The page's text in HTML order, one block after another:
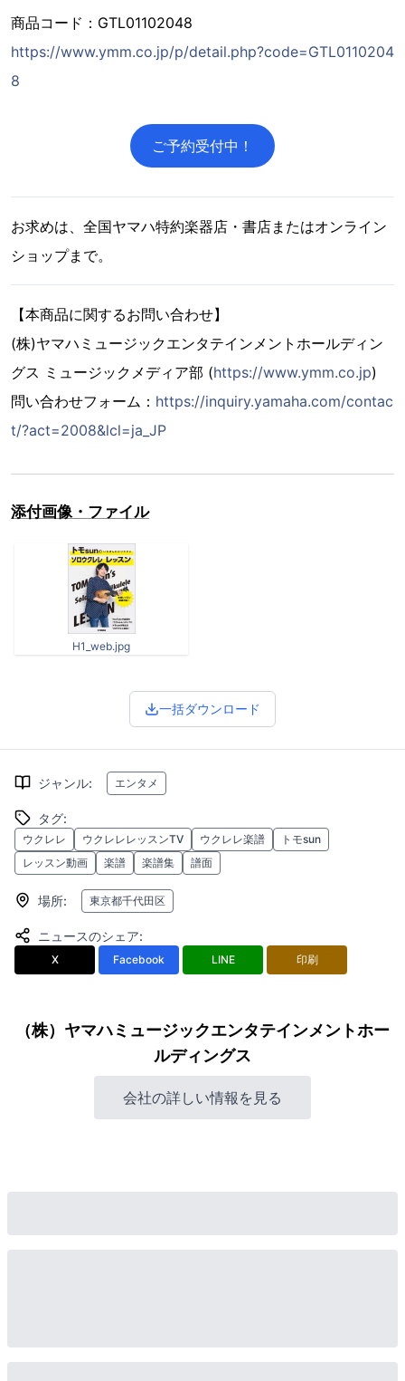
商品コード：GTL01102048
https://www.ymm.co.jp/p/detail.php?code=GTL0110204
8
ご予約受付中！
お求めは、全国ヤマハ特約楽器店・書店またはオンライン
ショップまで。
【本商品に関するお問い合わせ】
(株)ヤマハミュージックエンタテインメントホールディン
グス ミュージックメディア部 (https://www.ymm.co.jp)
問い合わせフォーム： https://inquiry.yamaha.com/contac
t/?act=2008&lcl=ja_JP
添付画像・ファイル
H1_web.jpg
一括ダウンロード
ジャンル: エンタメ
タグ:
ウクレレ ウクレレレッスンTV ウクレレ楽譜
トモsun
レッスン動画
楽譜 楽譜集 譜面
場所: 東京都千代田区
ニュースのシェア:
X Facebook LINE 印刷
（株）ヤマハミュージックエンタテインメントホー
ルディングス
会社の詳しい情報を見る